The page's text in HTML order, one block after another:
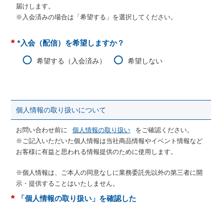
届けします。
※入会済みの場合は「希望する」を選択してください。
* *入会（配信）を希望しますか？
希望する（入会済み） 希望しない
個人情報の取り扱いについて
お問い合わせ前に 個人情報の取り扱い
をご確認ください。
※ご記入いただいた個人情報は当社商品情報やイベント情報など
お客様に有益と思われる情報提供のために使用します。
※個人情報は、ご本人の同意なしに業務委託先以外の第三者に開
示・提供することはいたしません。
* 「個人情報の取り扱い」を確認した